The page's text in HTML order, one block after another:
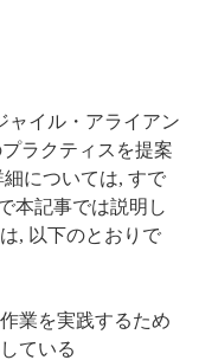
ャイル・アライアン
ラクティスを提案
については, すで
本記事では説明し
, 以下のとおりで
業を実践するため
ている